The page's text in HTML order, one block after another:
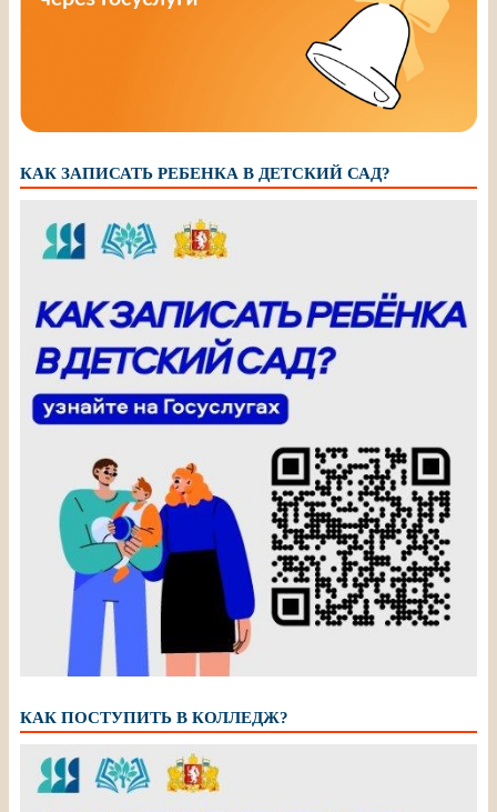
КАК ЗАПИСАТЬ РЕБЕНКА В ДЕТСКИЙ САД?
КАК ПОСТУПИТЬ В КОЛЛЕДЖ?